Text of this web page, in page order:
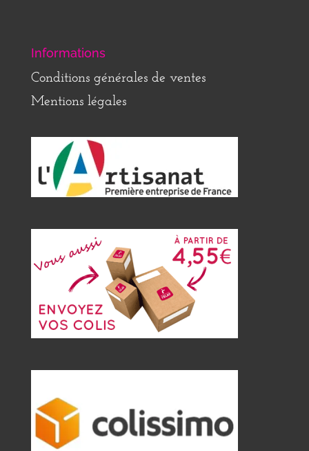
Informations
Conditions générales de ventes
Mentions légales